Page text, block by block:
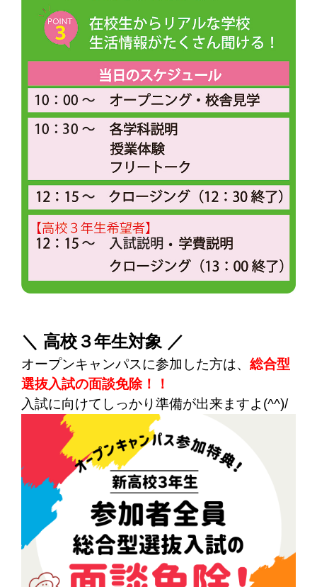
＼ 高校３年生対象 ／
オープンキャンパスに参加した方は、 総合型
選抜入試の面談免除！！
入試に向けてしっかり準備が出来ますよ(^^)/